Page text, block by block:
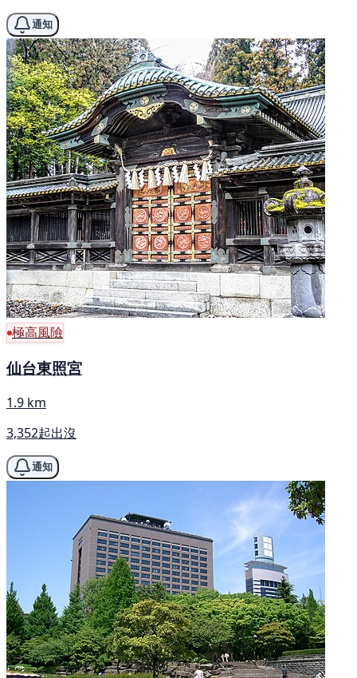
通知
極高風險
仙台東照宮
1.9 km
3,352起出沒
通知